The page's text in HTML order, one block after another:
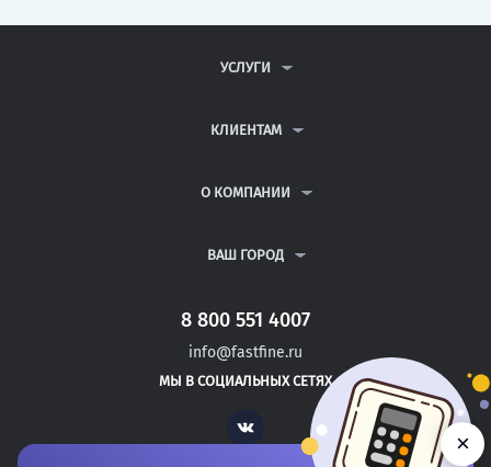
УСЛУГИ
ДИПЛОМНЫЕ РАБОТЫ
РЕФЕРАТЫ
КЛИЕНТАМ
ВОПРОСЫ И ОТВЕТЫ
ПОЛИТИКА КОНФИДЕНЦИАЛЬНОСТИ
О КОМПАНИИ
КОНТАКТЫ
ВАШ ГОРОД
САНКТ-ПЕТЕРБУРГ
ВЫШНИЙ ВОЛОЧЕК
СЛАНЦЫ
8 800 551 4007
info@fastfine.ru
МЫ В СОЦИАЛЬНЫХ СЕТЯХ
Vk ×